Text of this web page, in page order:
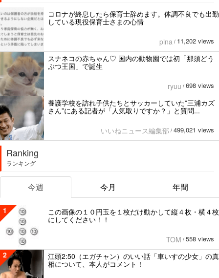
コロナが終息したら保育士辞めます。体調不良でも出勤
している現役保育士さまの心情
pina / 11,202 views
スナネコの赤ちゃん♡ 国内の動物園では初「那須どう
ぶつ王国」で誕生
ryuu / 698 views
養護学校を訪れ子供たちとサッカーしていた”三浦カズ
さん”にある記者が「人気取りですか？」と質問...
いいねニュース編集部 / 499,021 views
Ranking
ランキング
今週 今月 年間
1
この画像の１０円玉を１枚だけ動かして縦４枚・横４枚
にしてください！！
TOM / 558 views
2
江頭2:50（エガチャン）のいい話「車いすの少女」の真
相について、本人がコメント！